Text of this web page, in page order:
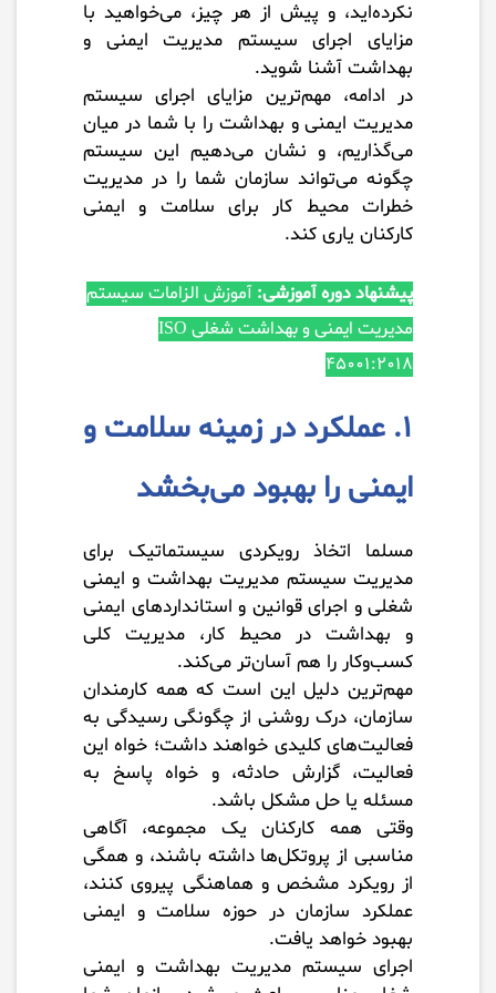
نکرده‌اید، و پیش از هر چیز، می‌خواهید با
مزایای اجرای سیستم مدیریت ایمنی و
بهداشت آشنا شوید.
در ادامه، مهم‌ترین مزایای اجرای سیستم
مدیریت ایمنی و بهداشت را با شما در میان
می‌گذاریم، و نشان می‌دهیم این سیستم
چگونه می‌تواند سازمان شما را در مدیریت
خطرات محیط کار برای سلامت و ایمنی
کارکنان یاری کند.
پیشنهاد دوره آموزشی: آموزش الزامات سیستم
مدیریت ایمنی و بهداشت شغلی ISO
45001:۲۰۱۸
۱. عملکرد در زمینه سلامت و
ایمنی را بهبود می‌بخشد
مسلما اتخاذ رویکردی سیستماتیک برای
مدیریت سیستم مدیریت بهداشت و ایمنی
شغلی و اجرای قوانین و استانداردهای ایمنی
و بهداشت در محیط کار، مدیریت کلی
کسب‌وکار را هم آسان‌تر می‌کند.
مهم‌ترین دلیل این است که همه کارمندان
سازمان، درک روشنی از چگونگی رسیدگی به
فعالیت‌های کلیدی خواهند داشت؛ خواه این
فعالیت، گزارش حادثه، و خواه پاسخ به
مسئله یا حل مشکل باشد.
وقتی همه کارکنان یک مجموعه، آگاهی
مناسبی از پروتکل‌ها داشته باشند، و همگی
از رویکرد مشخص و هماهنگی پیروی کنند،
عملکرد سازمان در حوزه سلامت و ایمنی
بهبود خواهد یافت.
اجرای سیستم مدیریت بهداشت و ایمنی